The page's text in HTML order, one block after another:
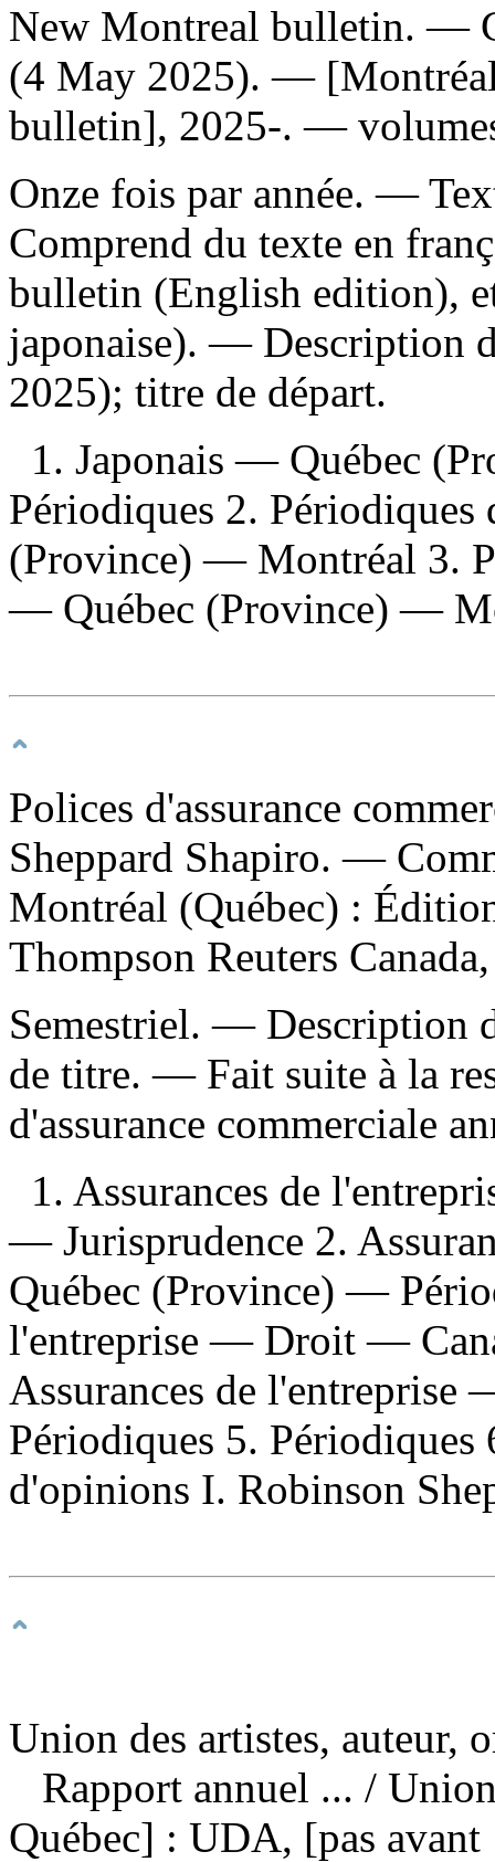
New Montreal bulletin. —
(4 May 2025). —
bulletin], 2025-. —
Onze fois par année. —
Comprend du texte en
bulletin (English edition),
japonaise). — Description
2025); titre de départ.
1. Japonais — Québec
Périodiques 2.
(Province) — Montréal 3.
— Québec (Province) —
Polices d'assurance
Sheppard Shapiro. —
Montréal (Québec) :
Thompson Reuters
Semestriel. — Description
de titre. — Fait suite à la
d'assurance commerciale
1. Assurances de
— Jurisprudence 2.
Québec (Province) —
l'entreprise — Droit —
Assurances de
Périodiques 5. Périodiques
d'opinions I. Robinson
Union des artistes, auteur,
Rapport annuel ... /
Québec] : UDA, [pas